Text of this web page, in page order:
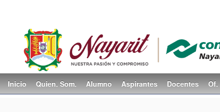
Inicio Quien. Som. Alumno Aspirantes Docentes Of.